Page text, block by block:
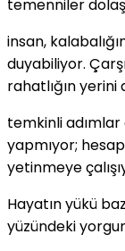
temenniler
insan,
duyabiliyor.
rahatlığın yerini
temkinli adımlar
yapmıyor;
yetinmeye
Hayatın yükü
yüzündeki